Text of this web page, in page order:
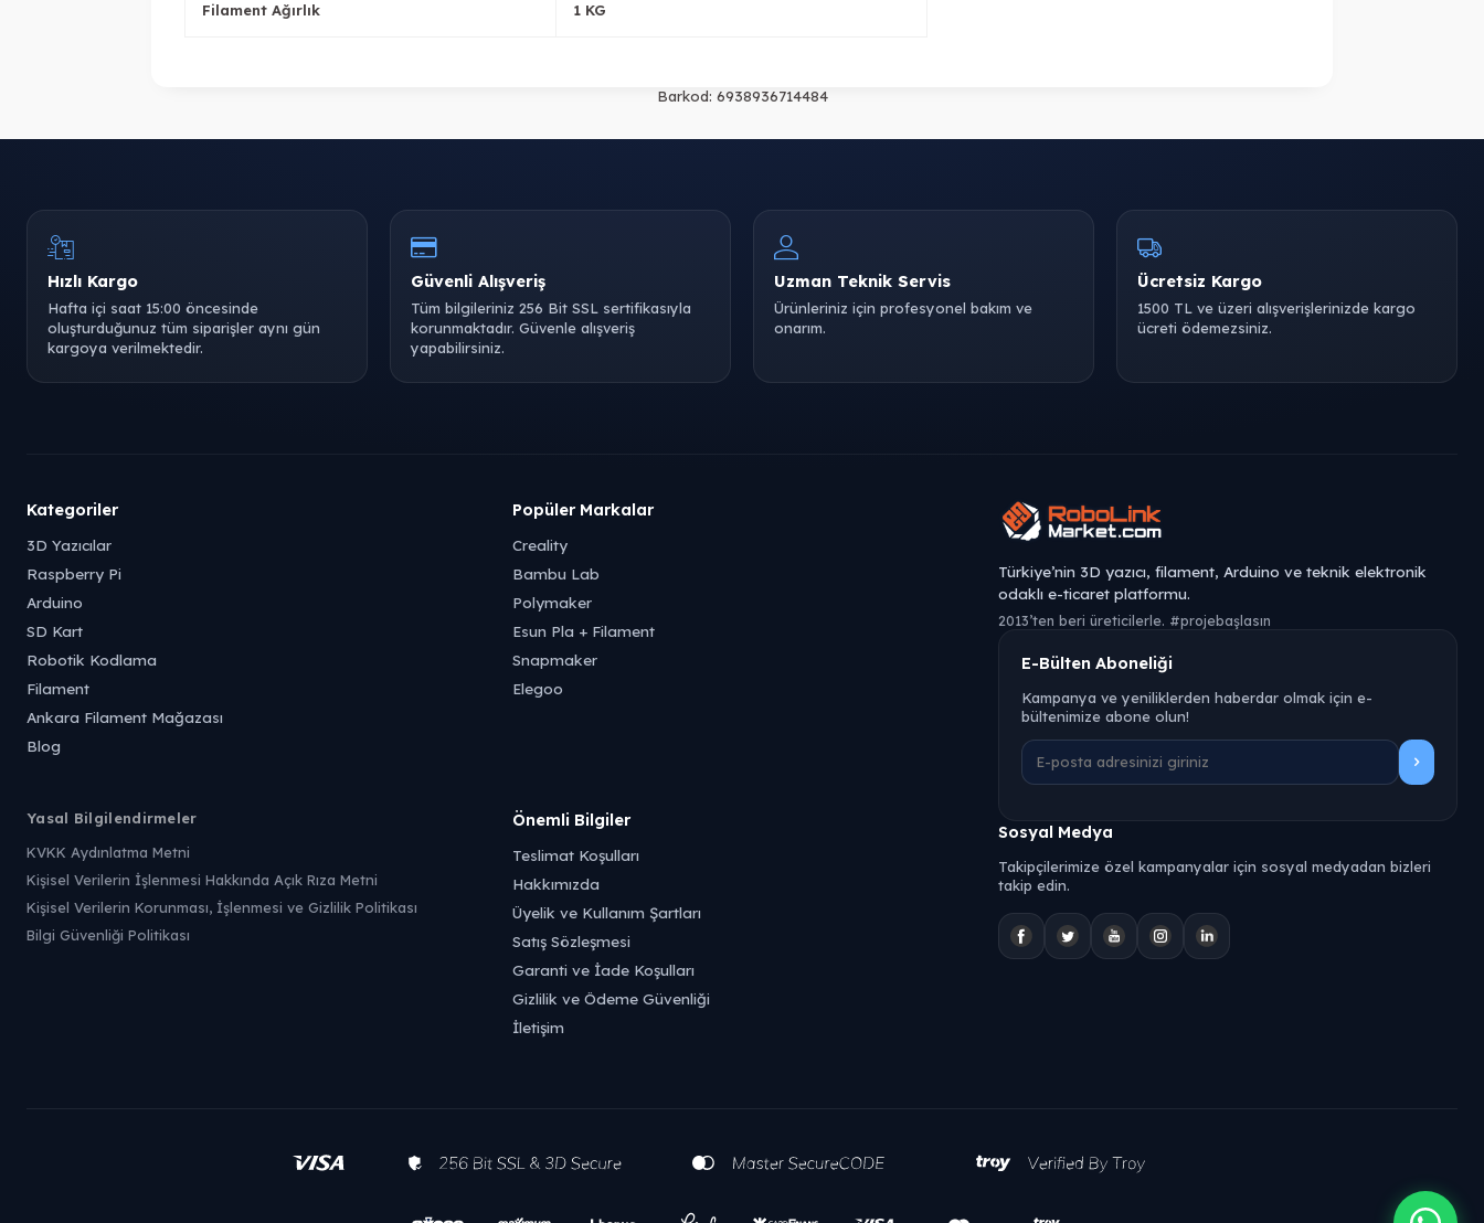
Filament Ağırlık 1 KG
Barkod: 6938936714484
Hızlı Kargo
Hafta içi saat 15:00 öncesinde
oluşturduğunuz tüm siparişler aynı gün
kargoya verilmektedir.
Güvenli Alışveriş
Tüm bilgileriniz 256 Bit SSL sertifikasıyla
korunmaktadır. Güvenle alışveriş
yapabilirsiniz.
Uzman Teknik Servis
Ürünleriniz için profesyonel bakım ve
onarım.
Ücretsiz Kargo
1500 TL ve üzeri alışverişlerinizde kargo
ücreti ödemezsiniz.
Kategoriler
3D Yazıcılar
Raspberry Pi
Arduino
SD Kart
Robotik Kodlama
Filament
Ankara Filament Mağazası
Blog
Popüler Markalar
Creality
Bambu Lab
Polymaker
Esun Pla + Filament
Snapmaker
Elegoo
Yasal Bilgilendirmeler
KVKK Aydınlatma Metni
Kişisel Verilerin İşlenmesi Hakkında Açık Rıza Metni
Kişisel Verilerin Korunması, İşlenmesi ve Gizlilik Politikası
Bilgi Güvenliği Politikası
Önemli Bilgiler
Teslimat Koşulları
Hakkımızda
Üyelik ve Kullanım Şartları
Satış Sözleşmesi
Garanti ve İade Koşulları
Gizlilik ve Ödeme Güvenliği
İletişim
Türkiye’nin 3D yazıcı, filament, Arduino ve teknik elektronik
odaklı e-ticaret platformu.
2013’ten beri üreticilerle. #projebaşlasın
E-Bülten Aboneliği
Kampanya ve yeniliklerden haberdar olmak için e-
bültenimize abone olun!
Sosyal Medya
Takipçilerimize özel kampanyalar için sosyal medyadan bizleri
takip edin.